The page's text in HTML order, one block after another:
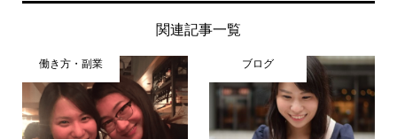
関連記事一覧
働き方・副業 ブログ